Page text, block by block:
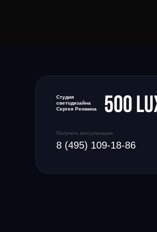
8 (495) 109-18-86
Получить консультацию
Студия
светодизайна
Сергея Ренжина